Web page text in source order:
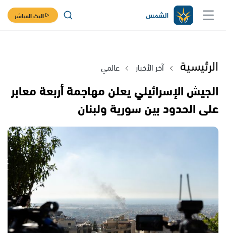
البث المباشر
الرئيسية آخر الأخبار عالمي
الجيش الإسرائيلي يعلن مهاجمة أربعة معابر
على الحدود بين سورية ولبنان